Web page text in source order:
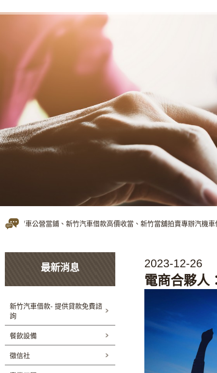
免留車公營當鋪、新竹汽車借款高價收當、新竹當舖拍賣專辦汽機
2023-12-26
電商合夥人
最新消息
新竹汽車借款- 提供貸款免費諮
詢
餐飲設備
徵信社